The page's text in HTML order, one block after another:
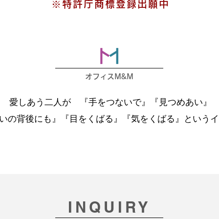
※特許庁商標登録出願中
オフィスM&M
愛しあう二人が 『手をつないで』『見つめあい』
の背後にも』『目をくばる』『気をくばる』という
INQUIRY